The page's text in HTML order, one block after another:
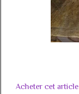
Acheter cet article